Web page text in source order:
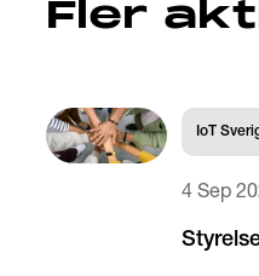
Fler
IoT
4 Sep